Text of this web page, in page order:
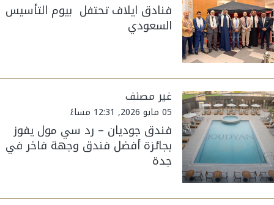
فنادق ايلاف تحتفل بيوم التأسيس
السعودي
غير مصنف
05 مايو 2026, 12:31 مساءً
فندق جوديان – رد سي مول يفوز
بجائزة أفضل فندق وجهة فاخر في
جدة